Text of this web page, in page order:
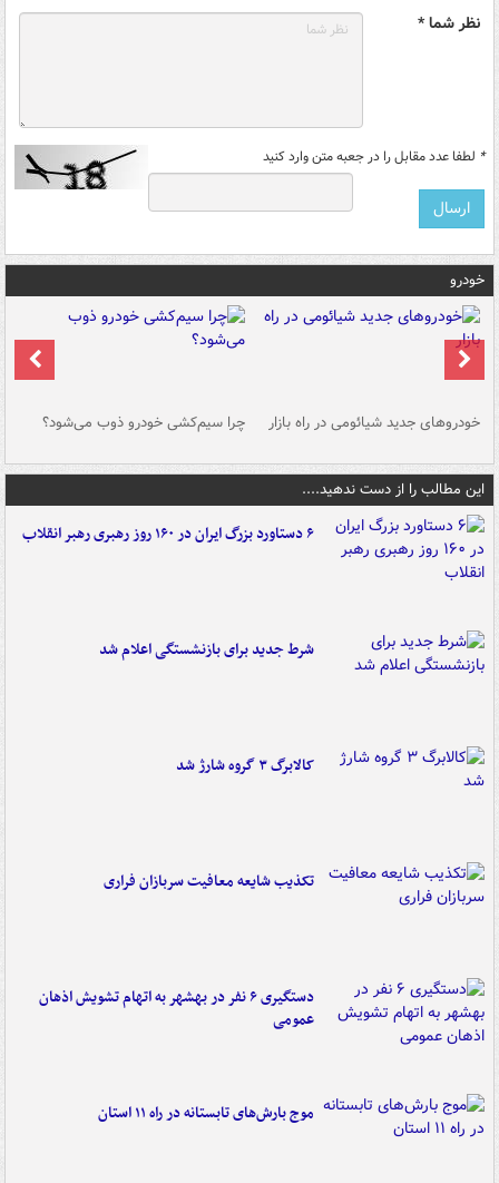
نظر شما *
* لطفا عدد مقابل را در جعبه متن وارد کنید
خودرو
خودروهای جدید شیائومی در راه بازار چرا سیم‌کشی خودرو ذوب می‌شود؟
این مطالب را از دست ندهید....
۶ دستاورد بزرگ ایران در ۱۶۰ روز رهبری رهبر انقلاب
شرط جدید برای بازنشستگی اعلام شد
کالابرگ ۳ گروه شارژ شد
تکذیب شایعه معافیت سربازان فراری
دستگیری ۶ نفر در بهشهر به اتهام تشویش اذهان
عمومی
موج بارش‌های تابستانه در راه ۱۱ استان